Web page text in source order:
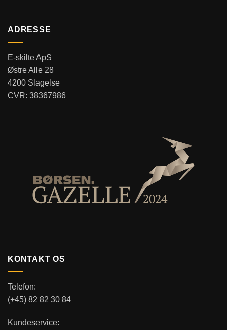
ADRESSE
E-skilte ApS
Østre Alle 28
4200 Slagelse
CVR: 38367986
KONTAKT OS
Telefon:
(+45) 82 82 30 84
Kundeservice: